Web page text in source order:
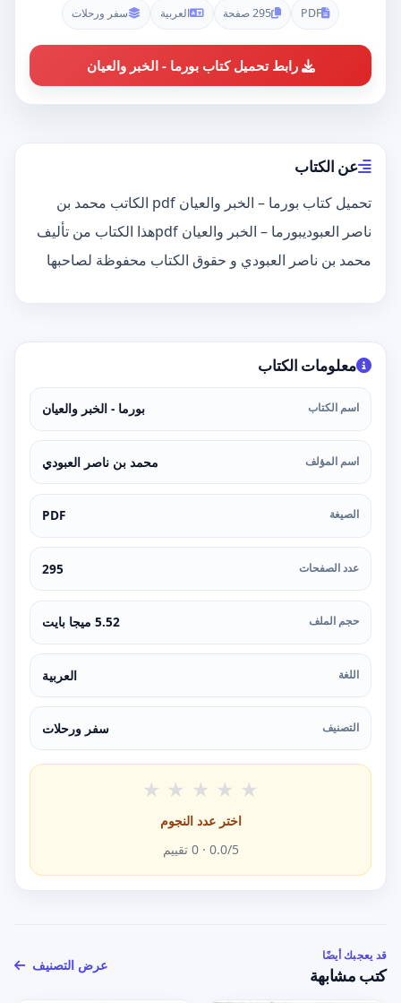
PDF 295 صفحة العربية سفر ورحلات
رابط تحميل كتاب بورما - الخبر والعيان
عن الكتاب
تحميل كتاب بورما – الخبر والعيان pdf الكاتب محمد بن
ناصر العبوديبورما – الخبر والعيان pdfهذا الكتاب من تأليف
محمد بن ناصر العبودي و حقوق الكتاب محفوظة لصاحبها
معلومات الكتاب
اسم الكتاب بورما - الخبر والعيان
اسم المؤلف محمد بن ناصر العبودي
الصيغة PDF
عدد الصفحات 295
حجم الملف 5.52 ميجا بايت
اللغة العربية
التصنيف سفر ورحلات
★ ★ ★ ★ ★
اختر عدد النجوم
0.0/5 ·
0 تقييم
قد يعجبك أيضًا
كتب مشابهة
عرض التصنيف